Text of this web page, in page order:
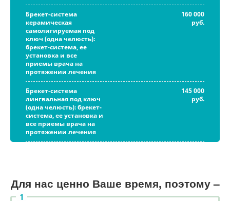
Брекет-система
керамическая
самолигируемая под
ключ (одна челюсть):
брекет-система, ее
установка и все
приемы врача на
протяжении лечения
160 000
руб.
Брекет-система
лингвальная под ключ
(одна челюсть): брекет-
система, ее установка и
все приемы врача на
протяжении лечения
145 000
руб.
Для нас ценно Ваше время, поэтому –